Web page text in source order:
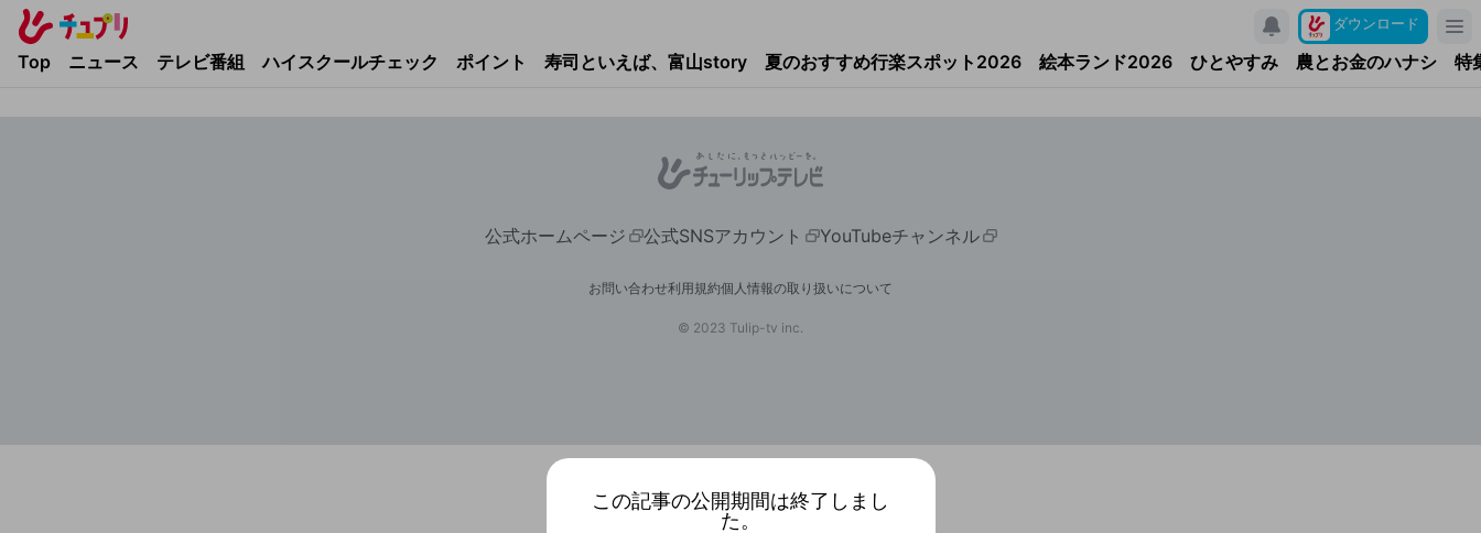
キャンペーン
お問い合わせ
個人情報の取り扱いについて
チューリップテレビ
ダウンロード
Top ニュース テレビ番組 ハイスクールチェック ポイント 寿司といえば、富山story 夏のおすすめ行楽スポット2026 絵本ランド2026 ひとやすみ 農とお金のハナシ 特
公式ホームページ 公式SNSアカウント YouTubeチャンネル
お問い合わせ利用規約個人情報の取り扱いについて
© 2023 Tulip-tv inc.
この記事の公開期間は終了しまし
た。